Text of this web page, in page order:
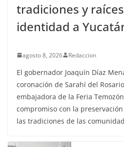
tradiciones y
identidad a
agosto 8, 2026 Redaccion
El gobernador Joaquín Díaz
coronación de Sarahí del
embajadora de la Feria
compromiso con la
las tradiciones de las